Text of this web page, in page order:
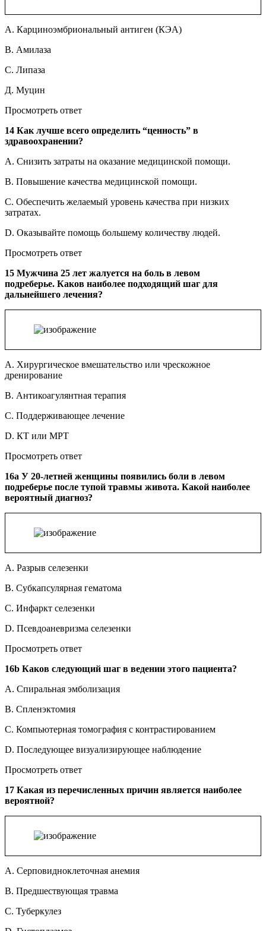
A. Карциноэмбриональный антиген (КЭА)
B. Амилаза
C. Липаза
Д. Муцин
Просмотреть ответ
14 Как лучше всего определить “ценность” в
здравоохранении?
A. Снизить затраты на оказание медицинской помощи.
B. Повышение качества медицинской помощи.
C. Обеспечить желаемый уровень качества при низких
затратах.
D. Оказывайте помощь большему количеству людей.
Просмотреть ответ
15 Мужчина 25 лет жалуется на боль в левом
подреберье. Каков наиболее подходящий шаг для
дальнейшего лечения?
A. Хирургическое вмешательство или чрескожное
дренирование
B. Антикоагулянтная терапия
C. Поддерживающее лечение
D. КТ или МРТ
Просмотреть ответ
16a У 20-летней женщины появились боли в левом
подреберье после тупой травмы живота. Какой наиболее
вероятный диагноз?
A. Разрыв селезенки
B. Субкапсулярная гематома
C. Инфаркт селезенки
D. Псевдоаневризма селезенки
Просмотреть ответ
16b Каков следующий шаг в ведении этого пациента?
A. Спиральная эмболизация
B. Спленэктомия
C. Компьютерная томография с контрастированием
D. Последующее визуализирующее наблюдение
Просмотреть ответ
17 Какая из перечисленных причин является наиболее
вероятной?
A. Серповидноклеточная анемия
B. Предшествующая травма
C. Туберкулез